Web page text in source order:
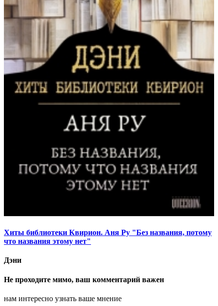
Хиты библиотеки Квирион. Аня Ру "Без названия, потому
что названия этому нет"
Дэни
Не проходите мимо, ваш комментарий важен
нам интересно узнать ваше мнение